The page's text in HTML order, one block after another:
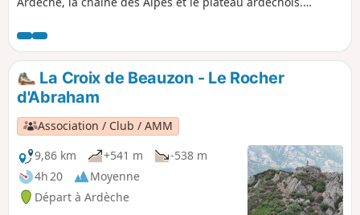
routes forestières faciles.
La Croix de Beauzon - Le Rocher
d'Abraham
Association / Club / AMM
9,86 km
+541 m
-538 m
4h 20
Moyenne
Départ à Ardèche